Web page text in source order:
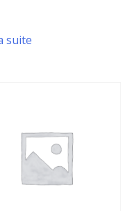
suite